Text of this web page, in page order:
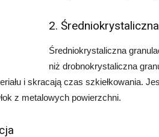
2.
Średniokrystaliczna
niż drobnokrystaliczna
i skracają czas szkiełkowania.
z metalowych powierzchni.